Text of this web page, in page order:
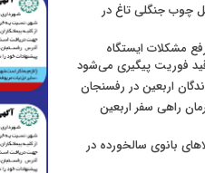
چوب جنگلی تاغ در
مشکلات ایستگاه
قید فوریت پیگیری می‌شود
اربعین در رفسنجان
کرمان راهی سفر اربعین
بانوی سالخورده در